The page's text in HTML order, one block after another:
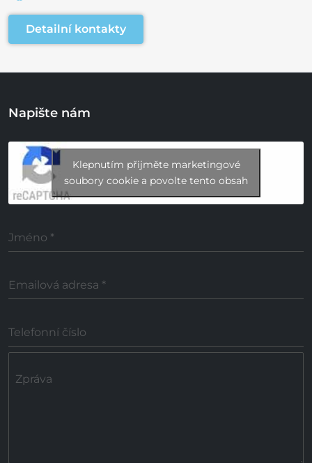
Detailní kontakty
Napište nám
Klepnutím přijměte marketingové
soubory cookie a povolte tento obsah
Jméno *
Emailová adresa *
Telefonní číslo
Zpráva